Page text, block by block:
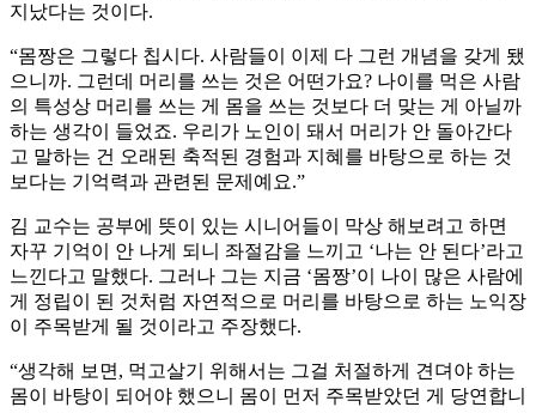
지났다는 것이다.
“몸짱은 그렇다 칩시다. 사람들이 이제 다 그런 개념을 갖게 됐
으니까. 그런데 머리를 쓰는 것은 어떤가요? 나이를 먹은 사람
의 특성상 머리를 쓰는 게 몸을 쓰는 것보다 더 맞는 게 아닐까
하는 생각이 들었죠. 우리가 노인이 돼서 머리가 안 돌아간다
고 말하는 건 오래된 축적된 경험과 지혜를 바탕으로 하는 것
보다는 기억력과 관련된 문제예요.”
김 교수는 공부에 뜻이 있는 시니어들이 막상 해보려고 하면
자꾸 기억이 안 나게 되니 좌절감을 느끼고 ‘나는 안 된다’라고
느낀다고 말했다. 그러나 그는 지금 ‘몸짱’이 나이 많은 사람에
게 정립이 된 것처럼 자연적으로 머리를 바탕으로 하는 노익장
이 주목받게 될 것이라고 주장했다.
“생각해 보면, 먹고살기 위해서는 그걸 처절하게 견뎌야 하는
몸이 바탕이 되어야 했으니 몸이 먼저 주목받았던 게 당연합니